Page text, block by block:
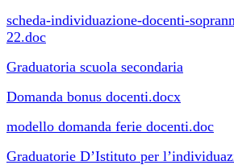
scheda-individuazione-docenti-
22.doc
Graduatoria scuola secondaria
Domanda bonus docenti.docx
modello domanda ferie docenti.doc
Graduatorie D’Istituto per